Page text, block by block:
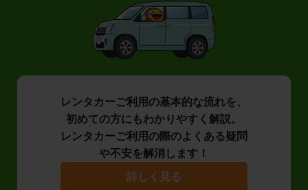
レンタカーご利用の基本的な流れを、
初めての方にもわかりやすく解説。
レンタカーご利用の際のよくある疑問
や不安を解消します！
詳しく見る